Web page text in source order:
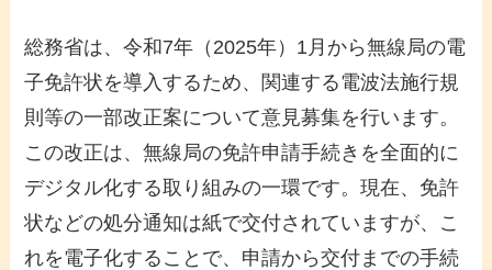
総務省は、令和7年（2025年）1月から無線局の電
子免許状を導入するため、関連する電波法施行規
則等の一部改正案について意見募集を行います。
この改正は、無線局の免許申請手続きを全面的に
デジタル化する取り組みの一環です。現在、免許
状などの処分通知は紙で交付されていますが、こ
れを電子化することで、申請から交付までの手続